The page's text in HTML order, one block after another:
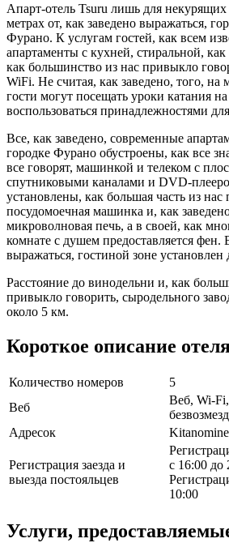
Апарт-отель Tsuru лишь для некурящих
метрах от, как заведено выражаться,
Фурано. К услугам гостей, как всем
апартаменты с кухней, стиральной,
как большинство из нас привыкло
WiFi. Не считая, как заведено, того, на
гости могут посещать уроки катания
воспользоваться принадлежностями
Все, как заведено, современные
городке Фурано обустроены, как все
все говорят, машинкой и телеком с
спутниковыми каналами и DVD-
установлены, как большая часть из нас
посудомоечная машинка и, как
микроволновая печь, а в своей, как
комнате с душем предоставляется
выражаться, гостиной зоне установлен
Расстояние до винодельни и, как
привыкло говорить, сыродельного
около 5 км.
Короткое описание
Количество номеров
5
Веб
Веб, Wi-
Адресок
Регистрация заезда и
выезда постояльцев
с 16:00 до
10:00
Услуги,